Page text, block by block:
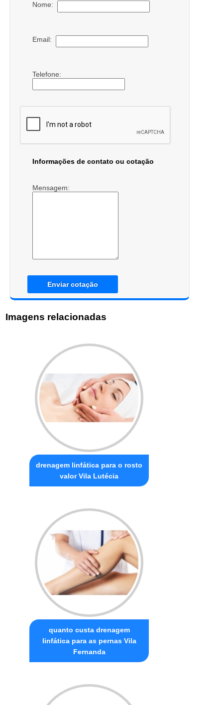
Nome:
Email:
Telefone:
Informações de contato ou cotação
Mensagem:
Enviar cotação
Imagens relacionadas
drenagem linfática para o rosto
valor Vila Lutécia
quanto custa drenagem
linfática para as pernas Vila
Fernanda